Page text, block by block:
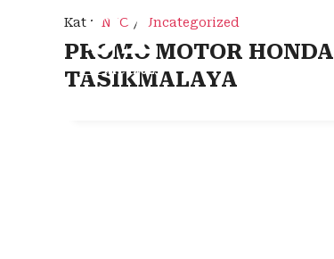
01
Mei 2025
Kat : INFO / Uncategorized
PROMO MOTOR HONDA
TASIKMALAYA